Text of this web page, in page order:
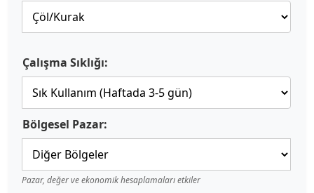
Çalışma Sıklığı:
Bölgesel Pazar:
Pazar, değer ve ekonomik hesaplamaları etkiler